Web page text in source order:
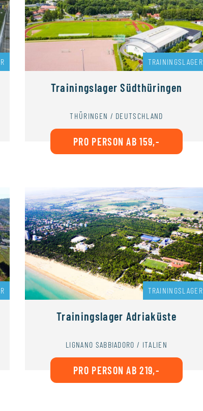
TRAININGSLAGER
Trainingslager Südthüringen
THÜRINGEN / DEUTSCHLAND
PRO PERSON AB 159,-
TRAININGSLAGER
Trainingslager Adriaküste
LIGNANO SABBIADORO / ITALIEN
PRO PERSON AB 219,-